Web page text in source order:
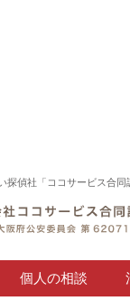
探偵社「ココサービス合同
個人の相談